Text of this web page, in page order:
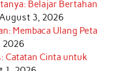
Belajar Bertahan
3, 2026
Membaca Ulang Peta
2026
Catatan Cinta untuk